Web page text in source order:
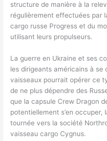
structure de manière à la
régulièrement effectuées par
cargo russe Progress et du
utilisant leurs propulseurs.
La guerre en Ukraine et ses
les dirigeants américains à se
vaisseaux pourrait opérer ce
de ne plus dépendre des
que la capsule Crew Dragon
potentiellement s’en occuper,
tournée vers la société
vaisseau cargo Cygnus.